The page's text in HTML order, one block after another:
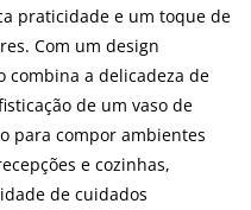
praticidade e um toque de
Com um design
combina a delicadeza de
de um vaso de
para compor ambientes
e cozinhas,
de cuidados